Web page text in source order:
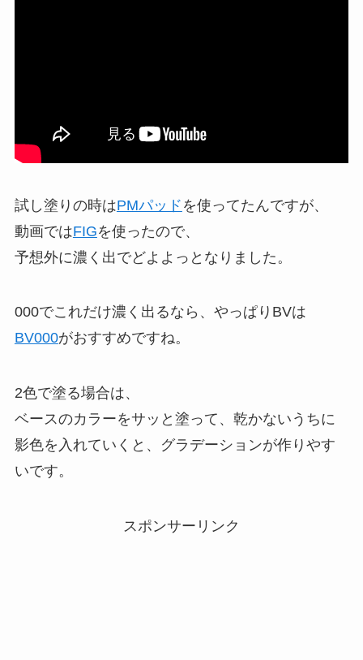
試し塗りの時はPMパッド を使ってたんですが、
動画ではFIGを使ったので、
予想外に濃く出でどよよっとなりました。
000でこれだけ濃く出るなら、やっぱりBVは
BV000がおすすめですね。
2色で塗る場合は、
ベースのカラーをサッと塗って、乾かないうちに
影色を入れていくと、グラデーションが作りやす
いです。
スポンサーリンク